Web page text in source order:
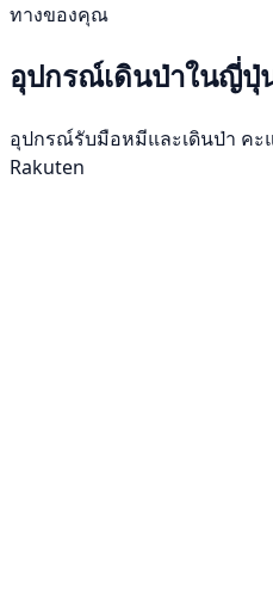
ทางของคุณ
อุปกรณ์เดินป่าในญี่ปุ่
อุปกรณ์รับมือหมีและเดินป่า คะ
Rakuten